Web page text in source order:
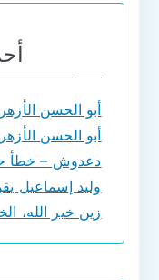
أبو الحسن
أبو الحسن
دعدوش – خطأ
وليد إسماعيل
زين خير الله،